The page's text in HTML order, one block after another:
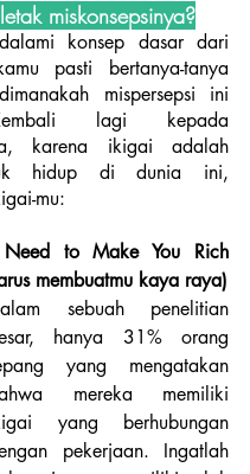
miskonsepsinya?
konsep dasar dari
pasti bertanya-tanya
mispersepsi ini
lagi kepada
karena ikigai adalah
hidup di dunia ini,
mu:
Need to Make You Rich
membuatmu kaya raya)
sebuah penelitian
hanya 31% orang
yang mengatakan
mereka memiliki
yang berhubungan
pekerjaan. Ingatlah